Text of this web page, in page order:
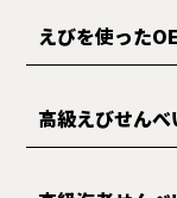
えびを使った
高級えびせん